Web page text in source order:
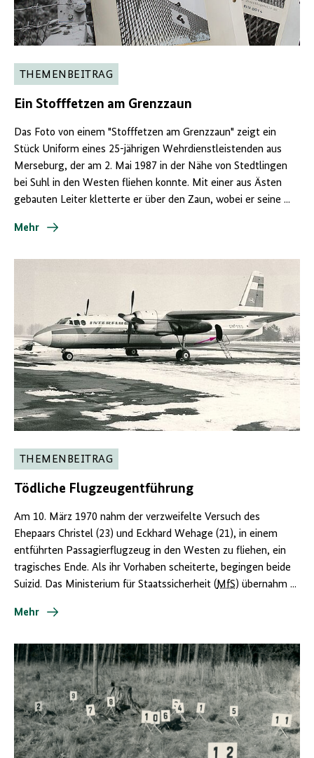
THEMENBEITRAG
Ein Stofffetzen am Grenzzaun
Das Foto von einem "Stofffetzen am Grenzzaun" zeigt ein
Stück Uniform eines 25-jährigen Wehrdienstleistenden aus
Merseburg, der am 2. Mai 1987 in der Nähe von Stedtlingen
bei Suhl in den Westen fliehen konnte. Mit einer aus Ästen
gebauten Leiter kletterte er über den Zaun, wobei er seine ...
Mehr
THEMENBEITRAG
Tödliche Flugzeugentführung
Am 10. März 1970 nahm der verzweifelte Versuch des
Ehepaars Christel (23) und Eckhard Wehage (21), in einem
entführten Passagierflugzeug in den Westen zu fliehen, ein
tragisches Ende. Als ihr Vorhaben scheiterte, begingen beide
Suizid. Das Ministerium für Staatssicherheit ( MfS) übernahm ...
Mehr